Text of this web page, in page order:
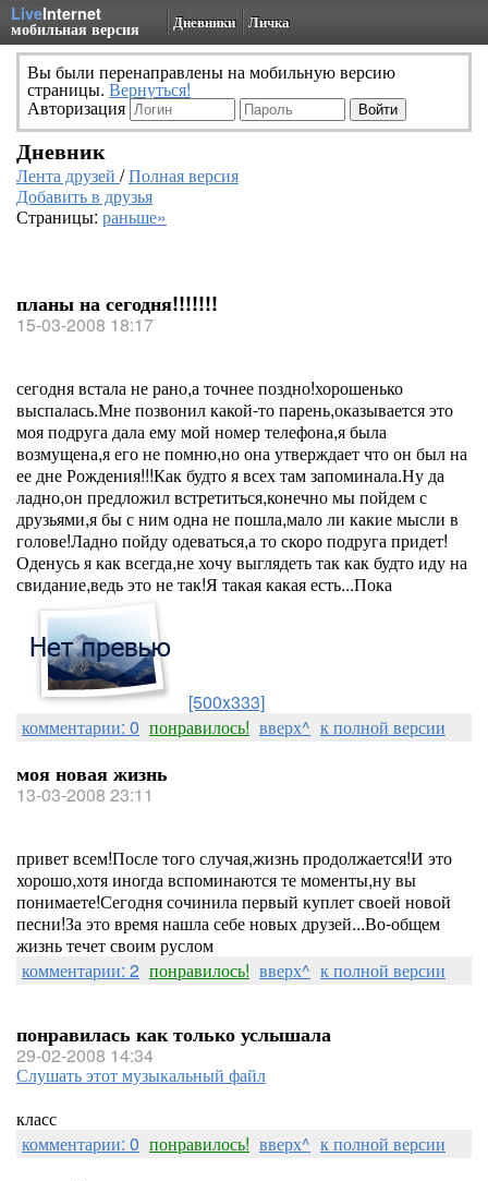
LiveInternet
мобильная версия Дневники Личка
Вы были перенаправлены на мобильную версию
страницы. Вернуться!
Авторизация
Дневник
Лента друзей /Полная версия
Добавить в друзья
Страницы: раньше»
планы на сегодня!!!!!!!
15-03-2008 18:17
сегодня встала не рано,а точнее поздно!хорошенько
выспалась.Мне позвонил какой-то парень,оказывается это
моя подруга дала ему мой номер телефона,я была
возмущена,я его не помню,но она утверждает что он был на
ее дне Рождения!!!Как будто я всех там запоминала.Ну да
ладно,он предложил встретиться,конечно мы пойдем с
друзьями,я бы с ним одна не пошла,мало ли какие мысли в
голове!Ладно пойду одеваться,а то скоро подруга придет!
Оденусь я как всегда,не хочу выглядеть так как будто иду на
свидание,ведь это не так!Я такая какая есть...Пока
[500x333]
комментарии: 0 понравилось! вверх^ к полной версии
моя новая жизнь
13-03-2008 23:11
привет всем!После того случая,жизнь продолжается!И это
хорошо,хотя иногда вспоминаются те моменты,ну вы
понимаете!Сегодня сочинила первый куплет своей новой
песни!За это время нашла себе новых друзей...Во-общем
жизнь течет своим руслом
комментарии: 2 понравилось! вверх^ к полной версии
понравилась как только услышала
29-02-2008 14:34
Слушать этот музыкальный файл
класс
комментарии: 0 понравилось! вверх^ к полной версии